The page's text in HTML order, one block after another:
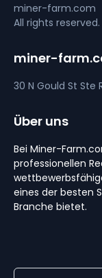
miner-farm.com
All rights reserved.
miner-
30 N Gould St Ste
Über uns
Bei Miner-
professionellen
eines der besten
Branche bietet.